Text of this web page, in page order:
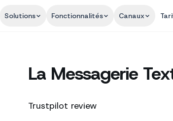
Solutions Fonctionnalités Canaux
La Messagerie
Trustpilot review